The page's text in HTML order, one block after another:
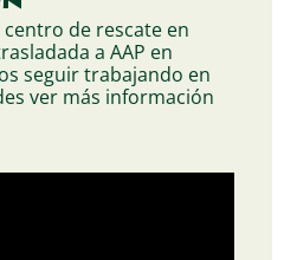
de rescate en
a AAP en
seguir trabajando en
ver más información